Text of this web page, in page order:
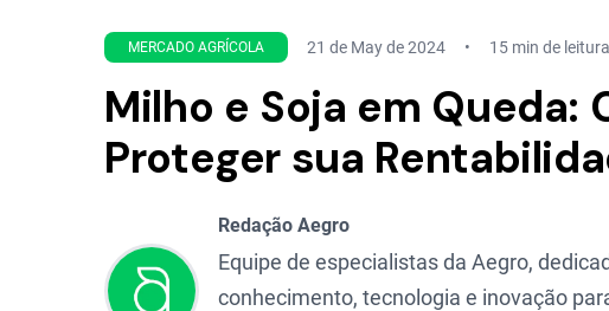
MERCADO AGRÍCOLA 21 de May de 2024 15 min de leitura
Milho e Soja em Queda:
Proteger sua
Redação Aegro
Equipe de especialistas da Aegro,
conhecimento, tecnologia e inovação